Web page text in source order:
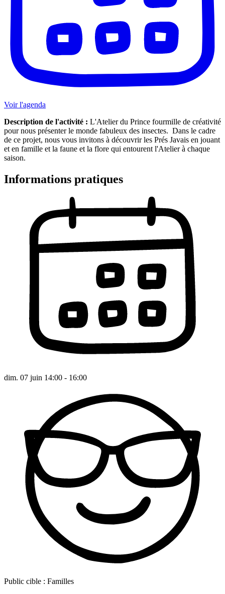
Voir l'agenda
Description de l'activité : L'Atelier du Prince fourmille de créativité
pour nous présenter le monde fabuleux des insectes. Dans le cadre
de ce projet, nous vous invitons à découvrir les Prés Javais en jouant
et en famille et la faune et la flore qui entourent l'Atelier à chaque
saison.
Informations pratiques
dim. 07 juin 14:00 - 16:00
Public cible : Familles